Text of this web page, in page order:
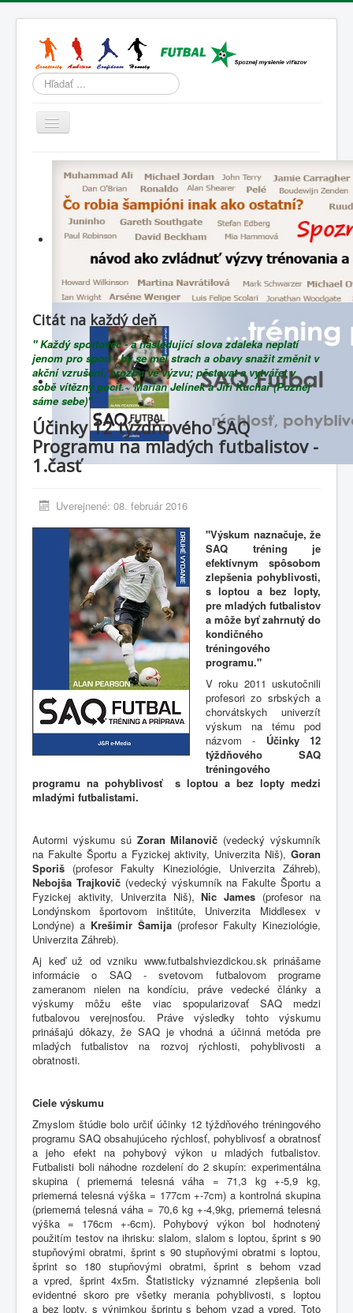
Hľadať
Prepnúť
Domov
Športová psychológia
Životný štýl
Lenivá lopta
Blog
Citát na každý deň
" Každý sportovec - a následující slova zdaleka neplatí
jenom pro sport - by se měl strach a obavy snažit změnit v
akční vzrušení, hrozbu ve výzvu; pěstovat a vytvářet v
sobě vítězný pocit.~ Marian Jelínek a Jiří Kuchař (Poznej
sáme sebe)"
Účinky 12 týždňového SAQ
Programu na mladých futbalistov -
1.časť
Uverejnené: 08. február 2016
"Výskum naznačuje, že
SAQ tréning je
efektívnym spôsobom
zlepšenia pohyblivosti,
s loptou a bez lopty,
pre mladých futbalistov
a môže byť zahrnutý do
kondičného
tréningového
programu."
V roku 2011 uskutočnili
profesori zo srbských a
chorvátskych univerzít
výskum na tému pod
názvom - Účinky 12
týždňového SAQ
tréningového
programu na pohyblivosť s loptou a bez lopty medzi
mladými futbalistami.
Autormi výskumu sú Zoran Milanovič (vedecký výskumník
na Fakulte Športu a Fyzickej aktivity, Univerzita Niš), Goran
Sporiš (profesor Fakulty Kineziológie, Univerzita Záhreb),
Nebojša Trajkovič(vedecký výskumník na Fakulte Športu a
Fyzickej aktivity, Univerzita Niš),Nic James (profesor na
Londýnskom športovom inštitúte, Univerzita Middlesex v
Londýne) a Krešimir Šamija (profesor Fakulty Kineziológie,
Univerzita Záhreb).
Aj keď už od vzniku www.futbalshviezdickou.sk prinášame
informácie o SAQ - svetovom futbalovom programe
zameranom nielen na kondíciu, práve vedecké články a
výskumy môžu ešte viac spopularizovať SAQ medzi
futbalovou verejnosťou. Práve výsledky tohto výskumu
prinášajú dôkazy, že SAQ je vhodná a účinná metóda pre
mladých futbalistov na rozvoj rýchlosti, pohyblivosti a
obratnosti.
Ciele výskumu
Zmyslom štúdie bolo určiť účinky 12 týždňového tréningového
programu SAQ obsahujúceho rýchlosť, pohyblivosť a obratnosť
a jeho efekt na pohybový výkon u mladých futbalistov.
Futbalisti boli náhodne rozdelení do 2 skupín: experimentálna
skupina ( priemerná telesná váha = 71,3 kg +-5,9 kg,
priemerná telesná výška = 177cm +-7cm) a kontrolná skupina
(priemerná telesná váha = 70,6 kg +-4,9kg, priemerná telesná
výška = 176cm +-6cm). Pohybový výkon bol hodnotený
použitím testov na ihrisku: slalom, slalom s loptou, šprint s 90
stupňovými obratmi, šprint s 90 stupňovými obratmi s loptou,
šprint so 180 stupňovými obratmi, šprint s behom vzad
a vpred, šprint 4x5m. Štatisticky významné zlepšenia boli
evidentné skoro pre všetky merania pohyblivosti, s loptou
a bez lopty, s výnimkou šprintu s behom vzad a vpred. Toto